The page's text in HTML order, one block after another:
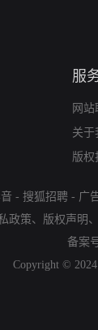
服
网站
关于
版权
- 搜狐招聘 - 广
政策、 版权声明 、
备案
Copyright © 2024